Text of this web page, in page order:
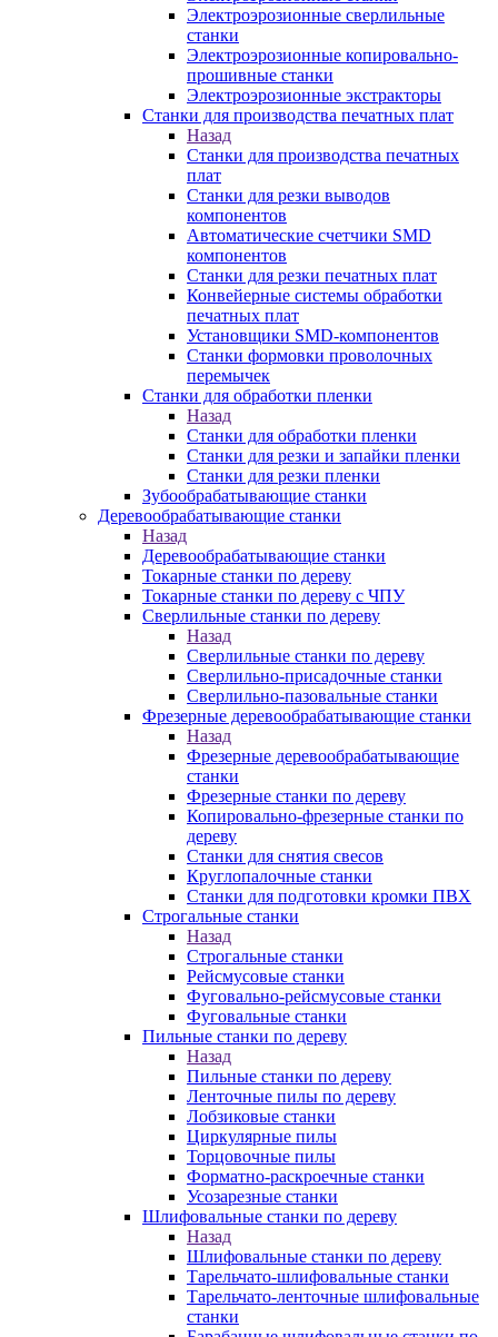
Электроэрозионные сверлильные
станки
Электроэрозионные копировально-
прошивные станки
Электроэрозионные экстракторы
Станки для производства печатных плат
Назад
Станки для производства печатных
плат
Станки для резки выводов
компонентов
Автоматические счетчики SMD
компонентов
Станки для резки печатных плат
Конвейерные системы обработки
печатных плат
Установщики SMD-компонентов
Станки формовки проволочных
перемычек
Станки для обработки пленки
Назад
Станки для обработки пленки
Станки для резки и запайки пленки
Станки для резки пленки
Зубообрабатывающие станки
Деревообрабатывающие станки
Назад
Деревообрабатывающие станки
Токарные станки по дереву
Токарные станки по дереву с ЧПУ
Сверлильные станки по дереву
Назад
Сверлильные станки по дереву
Сверлильно-присадочные станки
Сверлильно-пазовальные станки
Фрезерные деревообрабатывающие станки
Назад
Фрезерные деревообрабатывающие
станки
Фрезерные станки по дереву
Копировально-фрезерные станки по
дереву
Станки для снятия свесов
Круглопалочные станки
Станки для подготовки кромки ПВХ
Строгальные станки
Назад
Строгальные станки
Рейсмусовые станки
Фуговально-рейсмусовые станки
Фуговальные станки
Пильные станки по дереву
Назад
Пильные станки по дереву
Ленточные пилы по дереву
Лобзиковые станки
Циркулярные пилы
Торцовочные пилы
Форматно-раскроечные станки
Усозарезные станки
Шлифовальные станки по дереву
Назад
Шлифовальные станки по дереву
Тарельчато-шлифовальные станки
Тарельчато-ленточные шлифовальные
станки